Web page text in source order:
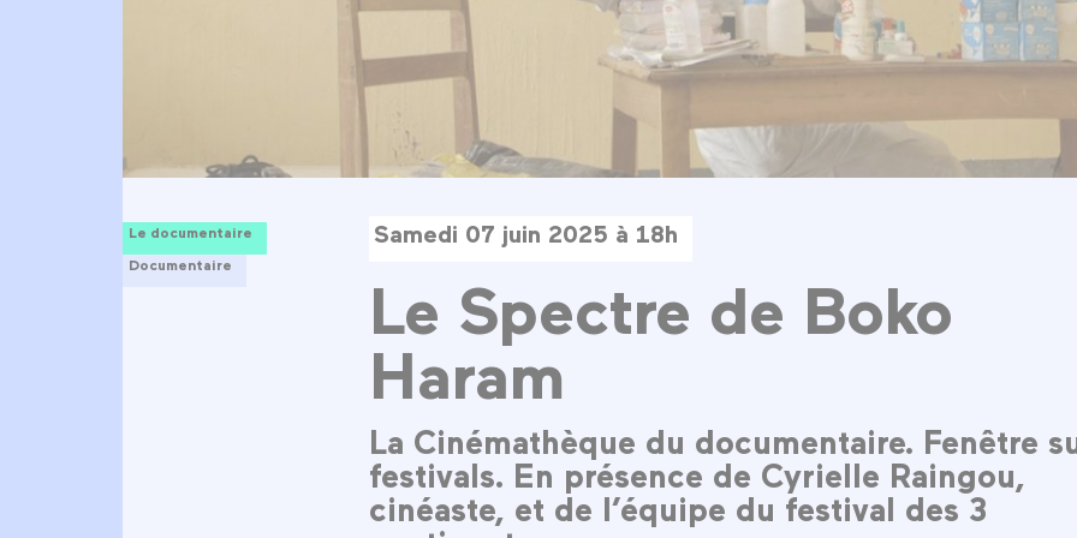
Le documentaire
Documentaire
Samedi 07 juin 2025 à 18h
Le Spectre de Boko
Haram
La Cinémathèque du documentaire. Fenêtre
festivals. En présence de Cyrielle Raingou,
cinéaste, et de l’équipe du festival des 3